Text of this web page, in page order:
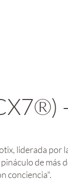
liderada por
de más
conciencia".